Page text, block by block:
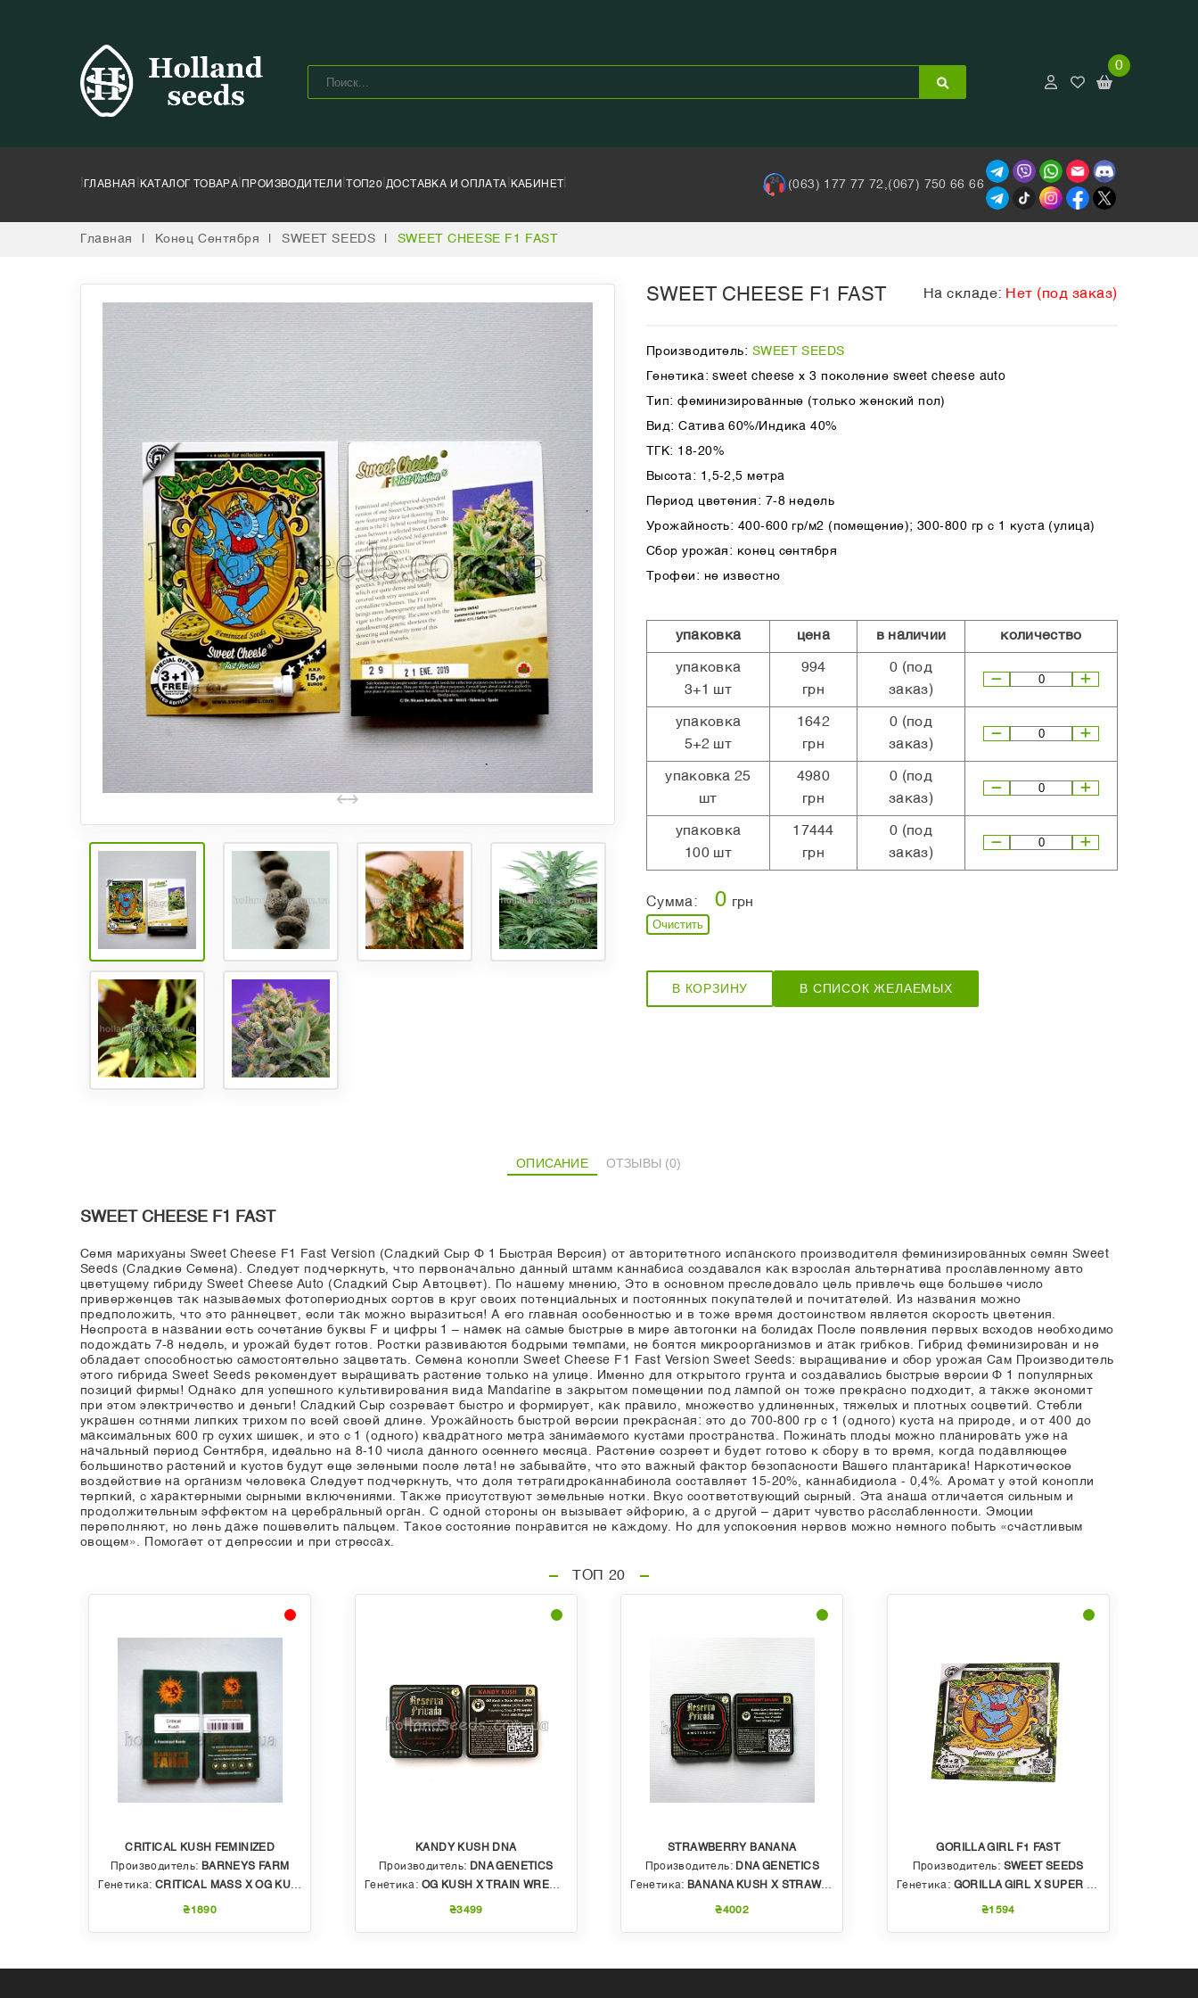
0
ГЛАВНАЯ КАТАЛОГ ТОВАРА ПРОИЗВОДИТЕЛИ | ТОП20 |ДОСТАВКА И ОПЛАТА КАБИНЕТ | (063) 177 77 72, (067) 750 66 66
Главная Конец Сентября SWEET SEEDS SWEET CHEESE F1 FAST
SWEET CHEESE F1 FAST На складе: Нет (под заказ)
Производитель: SWEET SEEDS
Генетика: sweet cheese х 3 поколение sweet cheese auto
Тип: феминизированные (только женский пол)
Вид: Сатива 60%/Индика 40%
ТГК: 18-20%
Высота: 1,5-2,5 метра
Период цветения: 7-8 недель
Урожайность: 400-600 гр/м2 (помещение); 300-800 гр с 1 куста (улица)
Сбор урожая: конец сентября
Трофеи: не известно
упаковка цена в наличии количество
упаковка
3+1 шт
994
грн
0 (под
заказ)
упаковка
5+2 шт
1642
грн
0 (под
заказ)
упаковка 25
шт
4980
грн
0 (под
заказ)
упаковка
100 шт
17444
грн
0 (под
заказ)
Сумма: 0 грн
Очистить
В КОРЗИНУ В СПИСОК ЖЕЛАЕМЫХ
ОПИСАНИЕ ОТЗЫВЫ (0)
SWEET CHEESE F1 FAST
Семя марихуаны Sweet Cheese F1 Fast Version (Сладкий Сыр Ф 1 Быстрая Версия) от авторитетного испанского производителя феминизированных семян Sweet
Seeds (Сладкие Семена). Следует подчеркнуть, что первоначально данный штамм каннабиса создавался как взрослая альтернатива прославленному авто
цветущему гибриду Sweet Cheese Auto (Сладкий Сыр Автоцвет). По нашему мнению, Это в основном преследовало цель привлечь еще большее число
приверженцев так называемых фотопериодных сортов в круг своих потенциальных и постоянных покупателей и почитателей. Из названия можно
предположить, что это раннецвет, если так можно выразиться! А его главная особенностью и в тоже время достоинством является скорость цветения.
Неспроста в названии есть сочетание буквы F и цифры 1 – намек на самые быстрые в мире автогонки на болидах После появления первых всходов необходимо
подождать 7-8 недель, и урожай будет готов. Ростки развиваются бодрыми темпами, не боятся микроорганизмов и атак грибков. Гибрид феминизирован и не
обладает способностью самостоятельно зацветать. Семена конопли Sweet Cheese F1 Fast Version Sweet Seeds: выращивание и сбор урожая Сам Производитель
этого гибрида Sweet Seeds рекомендует выращивать растение только на улице. Именно для открытого грунта и создавались быстрые версии Ф 1 популярных
позиций фирмы! Однако для успешного культивирования вида Mandarine в закрытом помещении под лампой он тоже прекрасно подходит, а также экономит
при этом электричество и деньги! Сладкий Сыр созревает быстро и формирует, как правило, множество удлиненных, тяжелых и плотных соцветий. Стебли
украшен сотнями липких трихом по всей своей длине. Урожайность быстрой версии прекрасная: это до 700-800 гр с 1 (одного) куста на природе, и от 400 до
максимальных 600 гр сухих шишек, и это с 1 (одного) квадратного метра занимаемого кустами пространства. Пожинать плоды можно планировать уже на
начальный период Сентября, идеально на 8-10 числа данного осеннего месяца. Растение созреет и будет готово к сбору в то время, когда подавляющее
большинство растений и кустов будут еще зелеными после лета! не забывайте, что это важный фактор безопасности Вашего плантарика! Наркотическое
воздействие на организм человека Следует подчеркнуть, что доля тетрагидроканнабинола составляет 15-20%, каннабидиола - 0,4%. Аромат у этой конопли
терпкий, с характерными сырными включениями. Также присутствуют земельные нотки. Вкус соответствующий сырный. Эта анаша отличается сильным и
продолжительным эффектом на церебральный орган. С одной стороны он вызывает эйфорию, а с другой – дарит чувство расслабленности. Эмоции
переполняют, но лень даже пошевелить пальцем. Такое состояние понравится не каждому. Но для успокоения нервов можно немного побыть «счастливым
овощем». Помогает от депрессии и при стрессах.
ТОП 20
CRITICAL KUSH FEMINIZED
Производитель: BARNEYS FARM
Генетика:CRITICAL MASS X OG KUSH
₴1890
KANDY KUSH DNA
Производитель: DNA GENETICS
Генетика: OG KUSH X TRAIN WRECK (T4)
₴3499
STRAWBERRY BANANA
Производитель: DNA GENETICS
Генетика: BANANA KUSH X STRAWBERRY PHENO OF BUBBLE GUM
₴4002
GORILLA GIRL F1 FAST
Производитель: SWEET SEEDS
Генетика: GORILLA GIRL X SUPER STRONG X SWEET GELATO AUTO
₴1594